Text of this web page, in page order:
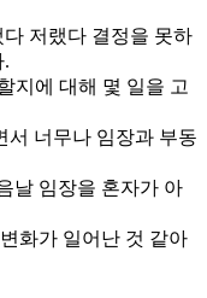
저랬다 결정을 못하
.
지에 대해 몇 일을 고
서 너무나 임장과 부동
날 임장을 혼자가 아
화가 일어난 것 같아